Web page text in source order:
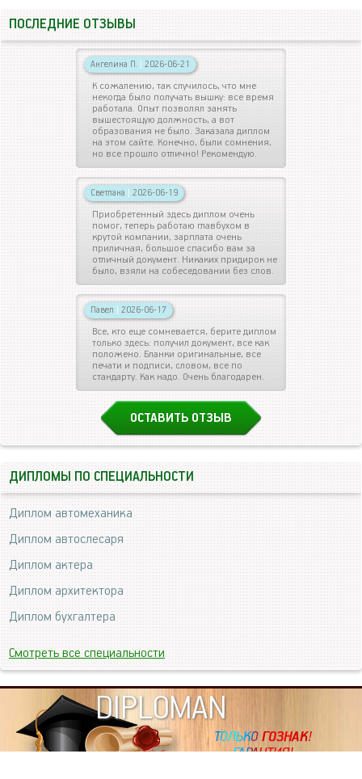
ПОСЛЕДНИЕ ОТЗЫВЫ
Ангелина П. | 2026-06-21
К сожалению, так случилось, что мне
некогда было получать вышку: все время
работала. Опыт позволял занять
вышестоящую должность, а вот
образования не было. Заказала диплом
на этом сайте. Конечно, были сомнения,
но все прошло отлично! Рекомендую.
Светлана | 2026-06-19
Приобретенный здесь диплом очень
помог, теперь работаю главбухом в
крутой компании, зарплата очень
приличная, большое спасибо вам за
отличный документ. Никаких придирок не
было, взяли на собеседовании без слов.
Павел | 2026-06-17
Все, кто еще сомневается, берите диплом
только здесь: получил документ, все как
положено. Бланки оригинальные, все
печати и подписи, словом, все по
стандарту. Как надо. Очень благодарен.
ОСТАВИТЬ ОТЗЫВ
ДИПЛОМЫ ПО СПЕЦИАЛЬНОСТИ
Диплом автомеханика
Диплом автослесаря
Диплом актера
Диплом архитектора
Диплом бухгалтера
Смотреть все специальности
DIPLOMAN